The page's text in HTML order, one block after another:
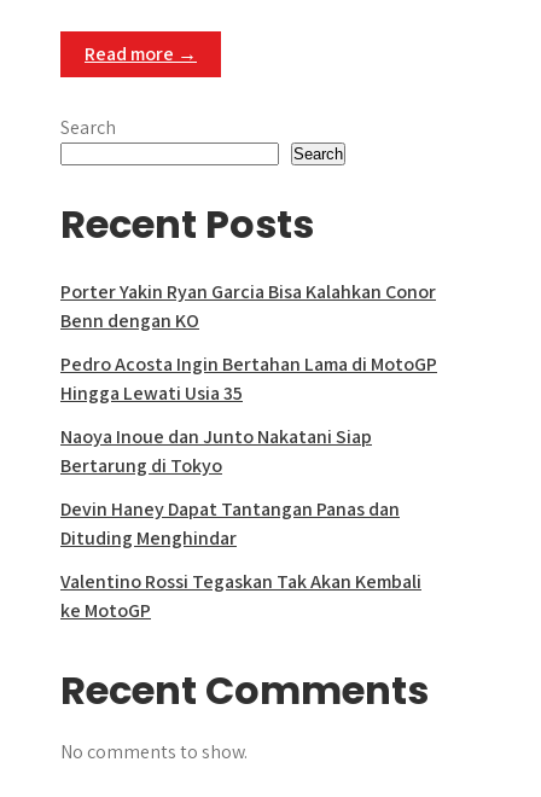
Read more →
Search
Search
Recent Posts
Porter Yakin Ryan Garcia Bisa Kalahkan Conor
Benn dengan KO
Pedro Acosta Ingin Bertahan Lama di MotoGP
Hingga Lewati Usia 35
Naoya Inoue dan Junto Nakatani Siap
Bertarung di Tokyo
Devin Haney Dapat Tantangan Panas dan
Dituding Menghindar
Valentino Rossi Tegaskan Tak Akan Kembali
ke MotoGP
Recent Comments
No comments to show.